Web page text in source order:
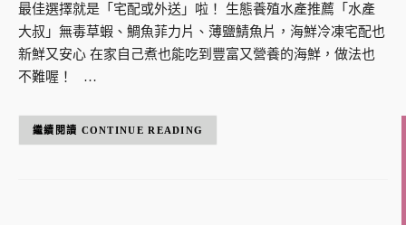
最佳選擇就是「宅配或外送」啦！ 生態養殖水產推薦「水產
大叔」無毒草蝦、鯛魚菲力片、薄鹽鯖魚片，海鮮冷凍宅配也
新鮮又安心 在家自己煮也能吃到豐富又營養的海鮮，做法也
不難喔！ …
CONTINUE READING